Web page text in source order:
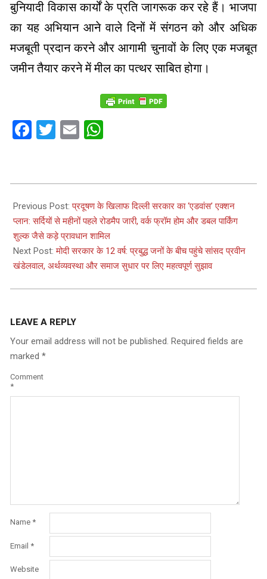
बुनियादी विकास कार्यों के प्रति जागरूक कर रहे हैं। भाजपा
का यह अभियान आने वाले दिनों में संगठन को और अधिक
मजबूती प्रदान करने और आगामी चुनावों के लिए एक मजबूत
जमीन तैयार करने में मील का पत्थर साबित होगा।
Facebook
Twitter
Email
06-
19
Previous Post:प्रदूषण के खिलाफ दिल्ली सरकार का ‘एडवांस’ एक्शन
प्लान: सर्दियों से महीनों पहले रोडमैप जारी, वर्क फ्रॉम होम और डबल पार्किंग
शुल्क जैसे कड़े प्रावधान शामिल
Next Post:मोदी सरकार के 12 वर्ष: प्रबुद्ध जनों के बीच पहुंचे सांसद प्रवीन
खंडेलवाल, अर्थव्यवस्था और समाज सुधार पर लिए महत्वपूर्ण सुझाव
LEAVE A REPLY
Your email address will not be published. Required fields are
marked *
Comment
*
Name *
Email *
Website